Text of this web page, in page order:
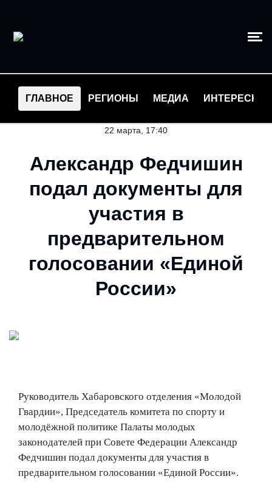
ГЛАВНОЕ РЕГИОНЫ МЕДИА ИНТЕРЕСНОЕ
22 марта, 17:40
Александр Федчишин
подал документы для
участия в
предварительном
голосовании «Единой
России»
Руководитель Хабаровского отделения «Молодой
Гвардии», Председатель комитета по спорту и
молодёжной политике Палаты молодых
законодателей при Совете Федерации Александр
Федчишин подал документы для участия в
предварительном голосовании «Единой России».